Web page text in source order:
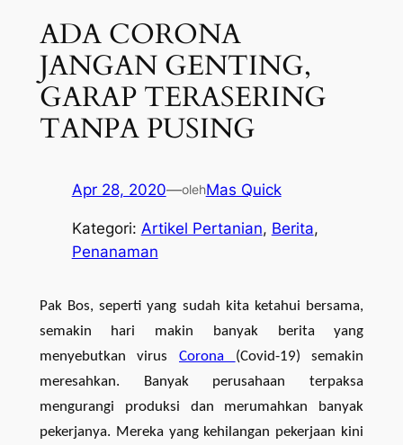
ADA CORONA
JANGAN GENTING,
GARAP TERASERING
TANPA PUSING
Apr 28, 2020—olehMas Quick
Kategori: Artikel Pertanian, Berita
Penanaman
Pak Bos, seperti yang sudah kita ketahui bersama,
semakin hari makin banyak berita yang
menyebutkan virus Corona (Covid-19) semakin
meresahkan. Banyak perusahaan terpaksa
mengurangi produksi dan merumahkan banyak
pekerjanya. Mereka yang kehilangan pekerjaan kini